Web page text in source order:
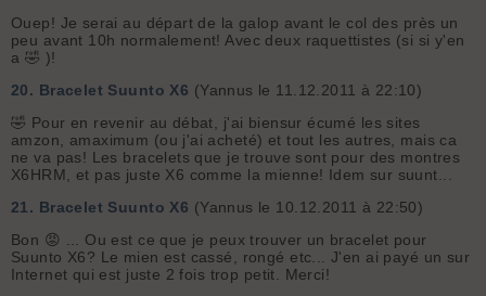
Ouep! Je serai au départ de la galop avant le col des près un
peu avant 10h normalement! Avec deux raquettistes (si si y'en
a 🤣 )!
20. Bracelet Suunto X6 (Yannus le 11.12.2011 à 22:10)
🤣 Pour en revenir au débat, j'ai biensur écumé les sites
amzon, amaximum (ou j'ai acheté) et tout les autres, mais ca
ne va pas! Les bracelets que je trouve sont pour des montres
X6HRM, et pas juste X6 comme la mienne! Idem sur suunt...
21. Bracelet Suunto X6 (Yannus le 10.12.2011 à 22:50)
Bon 😡 ... Ou est ce que je peux trouver un bracelet pour
Suunto X6? Le mien est cassé, rongé etc... J'en ai payé un sur
Internet qui est juste 2 fois trop petit. Merci!